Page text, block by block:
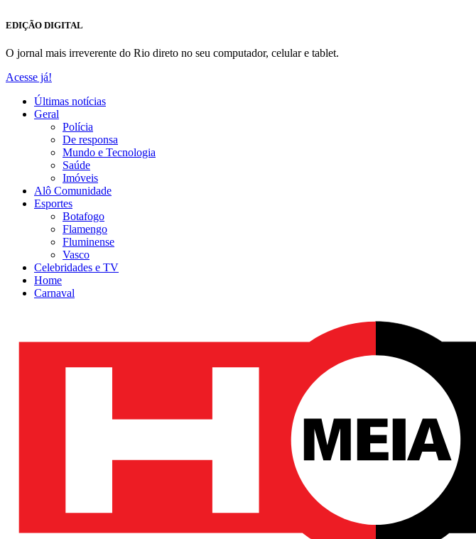
EDIÇÃO DIGITAL
O jornal mais irreverente do Rio direto no seu computador, celular e tablet.
Acesse já!
Últimas notícias
Geral
Polícia
De responsa
Mundo e Tecnologia
Saúde
Imóveis
Alô Comunidade
Esportes
Botafogo
Flamengo
Fluminense
Vasco
Celebridades e TV
Home
Carnaval